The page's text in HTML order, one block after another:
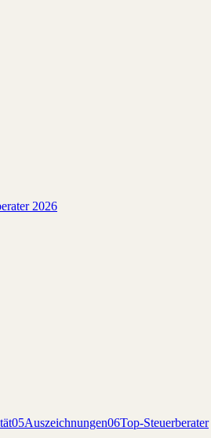
2026
05Auszeichnungen06Top-Steuerberater